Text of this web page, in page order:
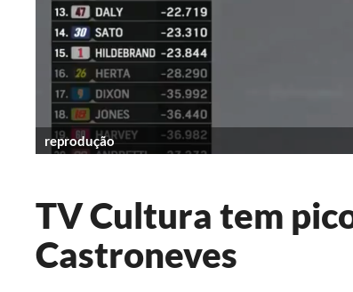
reprodução
TV Cultura tem
Castroneves